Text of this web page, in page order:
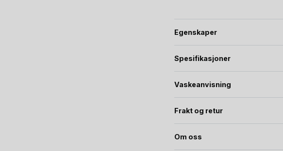
Egenskaper
Spesifikasjoner
Vaskeanvisning
Frakt og retur
Om oss